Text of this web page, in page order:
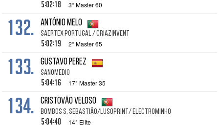
5:02:18 3° Master 60
132. António Melo
SAERTEX Portugal / CRIAZinvent
5:02:19 2° Master 65
133. Gustavo Perez
Sanomedio
5:04:16 17° Master 35
134. Cristovão Veloso
Bombos S. Sebastião/LusoPrint/ ElectroMinho
5:04:40 14° Elite